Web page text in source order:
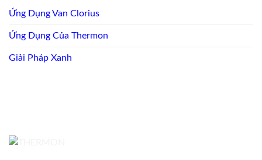
Ứng Dụng Van Clorius
Ứng Dụng Của Thermon
Giải Pháp Xanh